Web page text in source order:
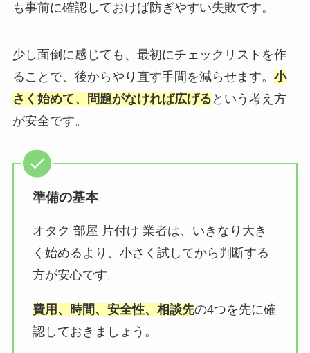
も事前に確認しておけば防ぎやすい失敗です。
少し面倒に感じても、最初にチェックリストを作
ることで、後からやり直す手間を減らせます。 小
さく始めて、問題がなければ広げる という考え方
が安全です。
準備の基本
オタク 部屋 片付け 業者は、いきなり大き
く始めるより、小さく試してから判断する
方が安心です。
費用、時間、安全性、相談先の4つを先に確
認しておきましょう。